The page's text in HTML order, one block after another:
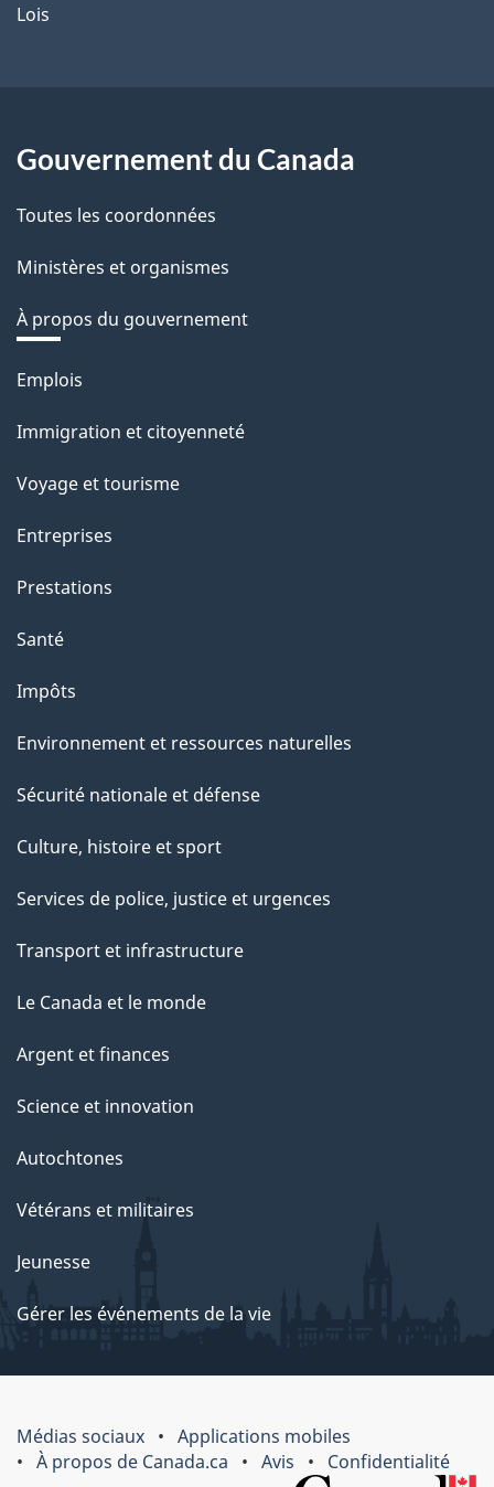
Lois
Gouvernement du Canada
Toutes les coordonnées
Ministères et organismes
À propos du gouvernement
Thèmes
sujets
Emplois
Immigration et citoyenneté
Voyage et tourisme
Entreprises
Prestations
Santé
Impôts
Environnement et ressources naturelles
Sécurité nationale et défense
Culture, histoire et sport
Services de police, justice et urgences
Transport et infrastructure
Le Canada et le monde
Argent et finances
Science et innovation
Autochtones
Vétérans et militaires
Jeunesse
Gérer les événements de la vie
Médias sociaux
Applications mobiles
À propos de Canada.ca
Avis
Confidentialité